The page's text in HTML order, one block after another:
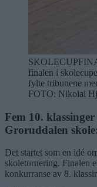
finalen i
fylte tribunene
FOTO: Nikolai
Fem 10.
Groruddalen
Det startet som en idé
skoleturnering. Finalen
konkurranse av 8.